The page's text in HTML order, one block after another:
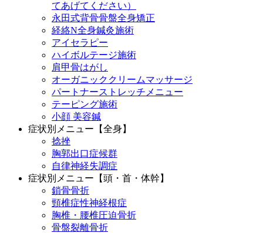
てあげてください）
永田式背骨骨盤全身矯正
経絡N全身鍼灸施術
アイセラピー
ハイボルテージ施術
肩甲骨はがし
オーガニッククリームマッサージ
パートナーストレッチメニュー
テーピング施術
小顔 美容鍼
症状別メニュー【全身】
捻挫
胸郭出口症候群
自律神経失調症
症状別メニュー【頭・首・体幹】
鎖骨骨折
頸椎症性神経根症
胸椎・腰椎圧迫骨折
骨盤裂離骨折